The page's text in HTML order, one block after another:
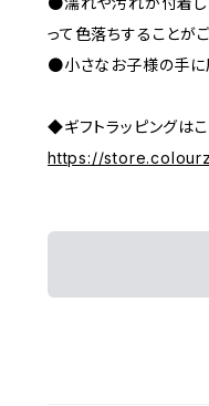
って色落ちすることが
●小さなお子様の手に
◆ギフトラッピングは
https://